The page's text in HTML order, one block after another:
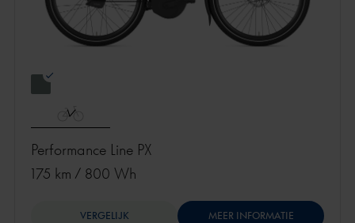
Performance Line PX
175 km / 800 Wh
VERGELIJK MEER INFORMATIE